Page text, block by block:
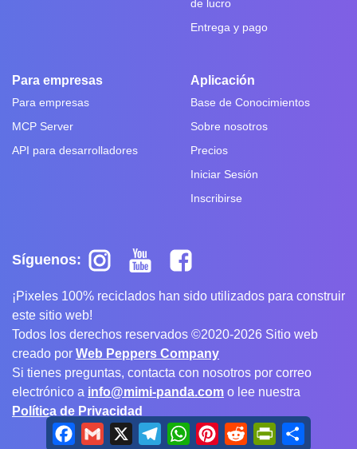
de lucro
Entrega y pago
Para empresas
Para empresas
MCP Server
API para desarrolladores
Aplicación
Base de Conocimientos
Sobre nosotros
Precios
Iniciar Sesión
Inscribirse
Síguenos:
¡Pixeles 100% reciclados han sido utilizados para construir
este sitio web!
Todos los derechos reservados ©2020-2026 Sitio web
creado por Web Peppers Company
Si tienes preguntas, contacta con nosotros por correo
electrónico a info@mimi-panda.com o lee nuestra
Política de Privacidad
Facebook
Gmail X TelegramWhatsAppPinterestRedditPrintFriendly